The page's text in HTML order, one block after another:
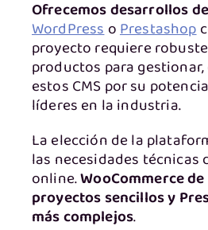
Ofrecemos desarrollos
WordPressoPrestashop
proyecto requiere
productos para
estos CMS por su
líderes en la industria.
La elección de la
las necesidades técnicas
online.WooCommerce
proyectos sencillos y
más complejos.